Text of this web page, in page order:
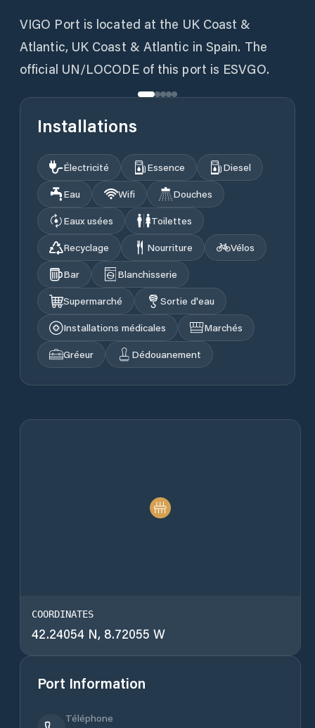
VIGO Port is located at the UK Coast &
Atlantic, UK Coast & Atlantic in Spain. The
official UN/LOCODE of this port is ESVGO.
Installations
Électricité Essence
Diesel
Eau
Wifi
Douches
Eaux usées
Toilettes
Recyclage
Nourriture
Vélos
Bar
Blanchisserie
Supermarché
Sortie d'eau
Installations médicales
Marchés
Gréeur
Dédouanement
COORDINATES
42.24054 N, 8.72055 W
Port Information
Téléphone